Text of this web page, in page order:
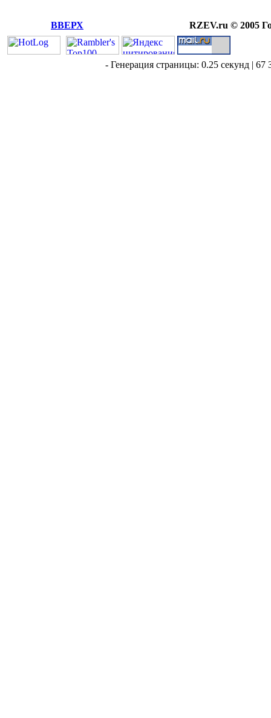
ВВЕРХ RZEV.ru © 2005
- Генерация страницы: 0.25 секунд |